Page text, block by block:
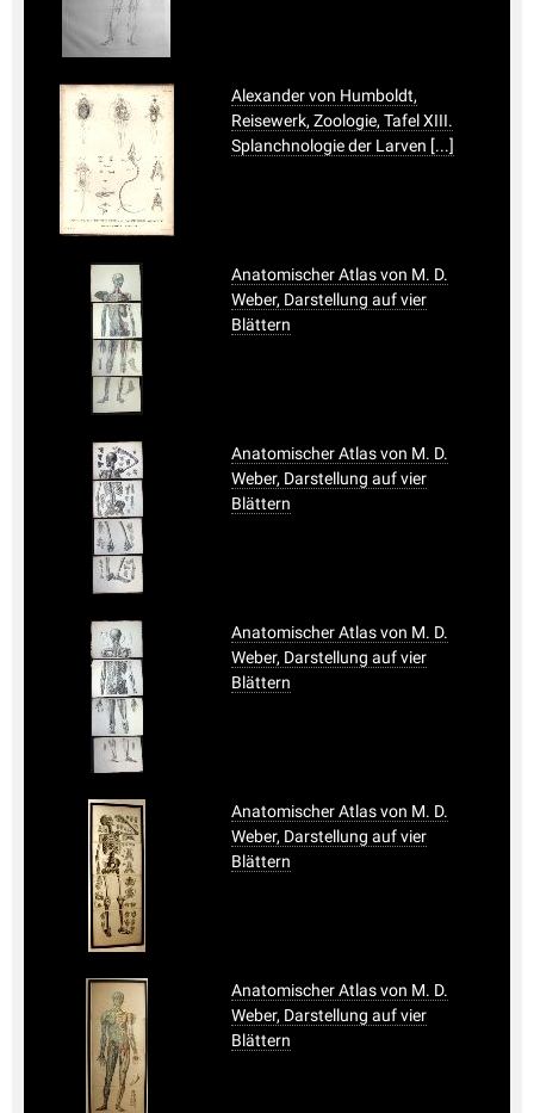
Alexander von Humboldt,
Reisewerk, Zoologie, Tafel XIII.
Splanchnologie der Larven [...]
Anatomischer Atlas von M. D.
Weber, Darstellung auf vier
Blättern
Anatomischer Atlas von M. D.
Weber, Darstellung auf vier
Blättern
Anatomischer Atlas von M. D.
Weber, Darstellung auf vier
Blättern
Anatomischer Atlas von M. D.
Weber, Darstellung auf vier
Blättern
Anatomischer Atlas von M. D.
Weber, Darstellung auf vier
Blättern